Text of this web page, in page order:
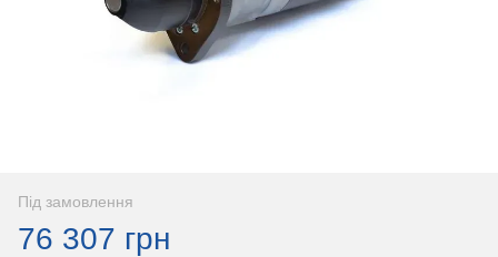
Під замовлення
76 307 грн